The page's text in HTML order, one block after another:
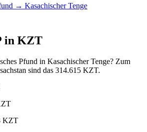
→ Kasachischer Tenge
in KZT
Pfund in Kasachischer Tenge? Zum
sind das 314.615 KZT.
KZT